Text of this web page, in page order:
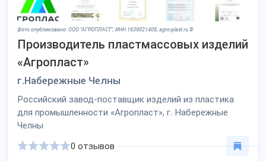
Фото опубликовано: ООО "АГРОПЛАСТ", ИНН 1639021408, agro-plast.ru ©
Производитель пластмассовых изделий
«Агропласт»
г.Набережные Челны
Российский завод-поставщик изделий из пластика
для промышленности «Агропласт», г. Набережные
Челны
0 отзывов